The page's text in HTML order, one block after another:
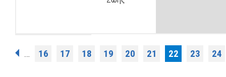
Σελίδες
… 16 17 18 19 20 21 22 23 24